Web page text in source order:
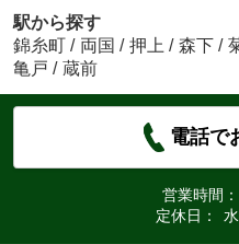
駅から探す
錦糸町 / 両国 / 押上 / 森下 /
亀戸 / 蔵前
電話で
営業時間：
定休日：